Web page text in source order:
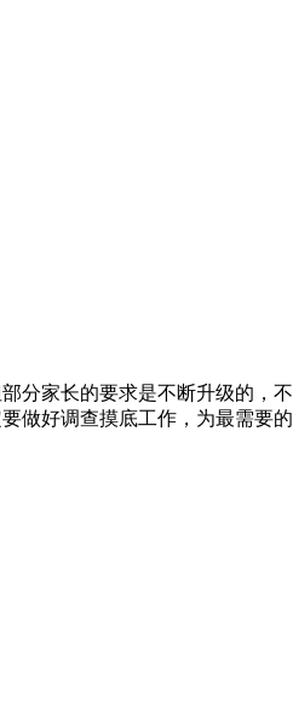
分家长的要求是不断升级的，
做好调查摸底工作，为最需要